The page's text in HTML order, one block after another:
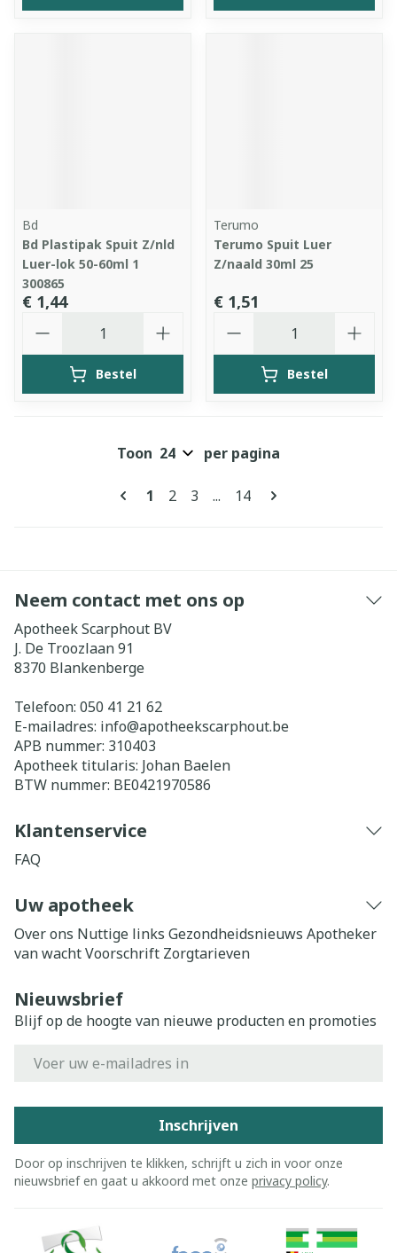
Bd
Bd Plastipak Spuit Z/nld
Luer-lok 50-60ml 1
300865
€ 1,44
Bestel
Terumo
Terumo Spuit Luer
Z/naald 30ml 25
€ 1,51
Bestel
Pagina's
U lees momenteel pagina
1 Pagina
2 Pagina
3 ... Pagina
14
Toon per pagina
Neem contact met ons op
Apotheek Scarphout BV
J. De Troozlaan 91
8370 Blankenberge
Telefoon: 050 41 21 62
E-mailadres: info@apotheekscarphout.be
APB nummer: 310403
Apotheek titularis: Johan Baelen
BTW nummer: BE0421970586
Klantenservice
FAQ
Uw apotheek
Over ons Nuttige links Gezondheidsnieuws Apotheker
van wachtVoorschrift Zorgtarieven
Nieuwsbrief
Blijf op de hoogte van nieuwe producten en promoties
Inschrijven
Door op inschrijven te klikken, schrijft u zich in voor onze
nieuwsbrief en gaat u akkoord met onze privacy policy.